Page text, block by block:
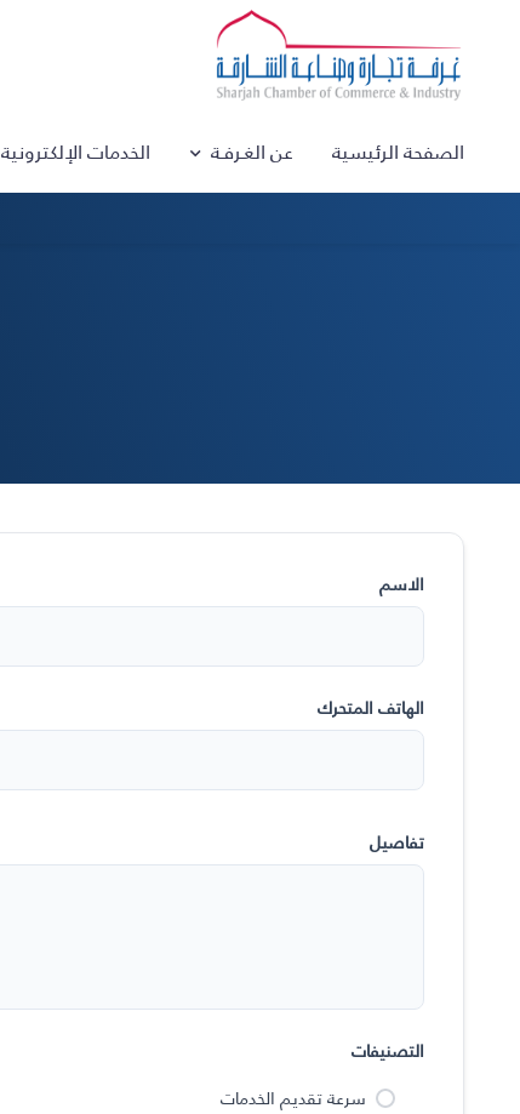
الصفحة الرئيسية عن الغـرفـة الخدمات الإلكترونية
الاسم
الهاتف المتحرك
تفاصيل
التصنيفات
سرعة تقديم الخدمات